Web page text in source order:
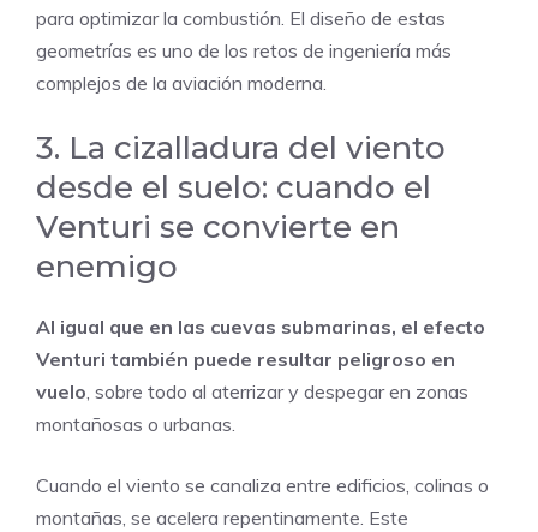
para optimizar la combustión. El diseño de estas
geometrías es uno de los retos de ingeniería más
complejos de la aviación moderna.
3. La cizalladura del viento
desde el suelo: cuando el
Venturi se convierte en
enemigo
Al igual que en las cuevas submarinas, el efecto
Venturi también puede resultar peligroso en
vuelo, sobre todo al aterrizar y despegar en zonas
montañosas o urbanas.
Cuando el viento se canaliza entre edificios, colinas o
montañas, se acelera repentinamente. Este